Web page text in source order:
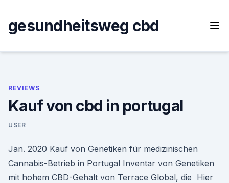
content
gesundheitsweg cbd
REVIEWS
Kauf von cbd in portugal
USER
Jan. 2020 Kauf von Genetiken für medizinischen
Cannabis-Betrieb in Portugal Inventar von Genetiken
mit hohem CBD-Gehalt von Terrace Global, die Hier